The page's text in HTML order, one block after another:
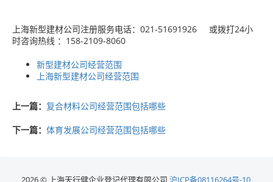
上海新型建材公司注册服务电话：021-51691926 或拨打24小
时咨询热线 ：158-2109-8060
新型建材公司经营范围
上海新型建材公司经营范围
上一篇： 复合材料公司经营范围包括哪些
下一篇： 体育发展公司经营范围包括哪些
2026 © 上海天行健企业登记代理有限公司 沪ICP备08116264号-10